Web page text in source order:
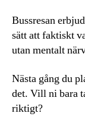
Bussresan
sätt att faktiskt
utan mentalt
Nästa gång du
det. Vill ni bara
riktigt?